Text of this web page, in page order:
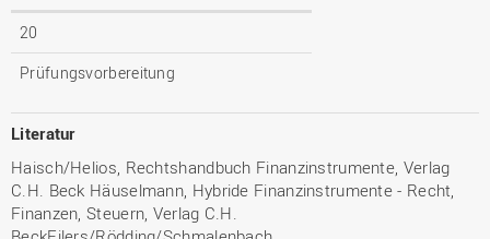
20
Prüfungsvorbereitung
Literatur
Haisch/Helios, Rechtshandbuch Finanzinstrumente, Verlag
C.H. Beck Häuselmann, Hybride Finanzinstrumente - Recht,
Finanzen, Steuern, Verlag C.H.